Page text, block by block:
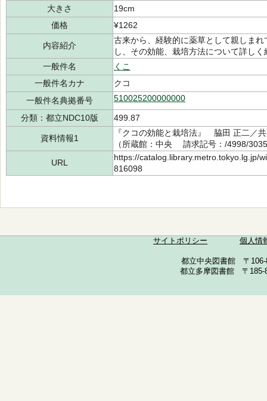
大きさ
19cm
価格
¥1262
内容紹介
古来から、経験的に薬草として親しま
し、その効能、栽培方法について詳しく
一般件名
くこ
一般件名カナ
クコ
一般件名典拠番号
510025200000000
分類：都立NDC10版 499.87
資料情報1
『クコの効能と栽培法』 脇田 正二
（所蔵館：中央 請求記号：/4998/
URL
https://catalog.library.metro.tokyo.lg.jp/
816098
サイトポリシー 個人情
都立中央図書館 〒
都立多摩図書館 〒185-